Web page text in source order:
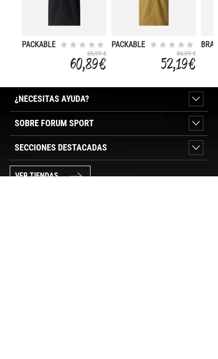
PACKABLE
86,99 €
60,89 €
PACKABLE
86,99 €
52,19 €
BRAY
¿NECESITAS AYUDA?
SOBRE FORUM SPORT
SECCIONES DESTACADAS
VER TIENDAS